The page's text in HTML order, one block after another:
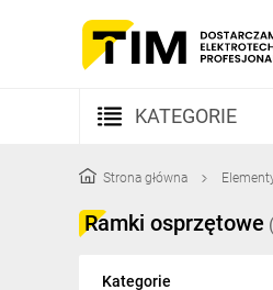
KATEGORIE
Kable i przewody
Strona główna
Ramki osprzętowe
Kategorie